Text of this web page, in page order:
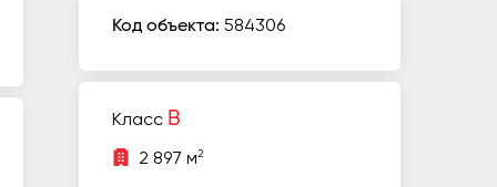
Код объекта: 584306
Класс B
2 897 м2